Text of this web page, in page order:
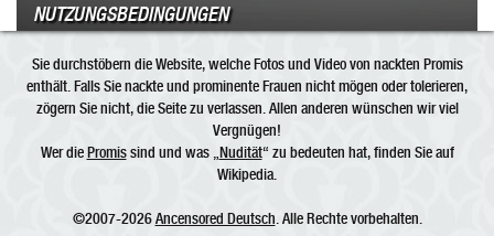
NUTZUNGSBEDINGUNGEN
Sie durchstöbern die Website, welche Fotos und Video von nackten Promis
enthält. Falls Sie nackte und prominente Frauen nicht mögen oder tolerieren,
zögern Sie nicht, die Seite zu verlassen. Allen anderen wünschen wir viel
Vergnügen!
Wer diePromissind und was „ Nudität“ zu bedeuten hat, finden Sie auf
Wikipedia.
©2007-2026Ancensored Deutsch . Alle Rechte vorbehalten.